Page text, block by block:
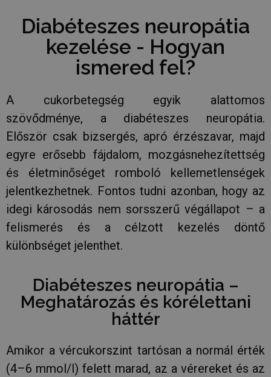
Diabéteszes neuropátia
kezelése - Hogyan
ismered fel?
A cukorbetegség egyik alattomos
szövődménye, a diabéteszes neuropátia.
Először csak bizsergés, apró érzészavar, majd
egyre erősebb fájdalom, mozgásnehezítettség
és életminőséget romboló kellemetlenségek
jelentkezhetnek. Fontos tudni azonban, hogy az
idegi károsodás nem sorsszerű végállapot – a
felismerés és a célzott kezelés döntő
különbséget jelenthet.
Diabéteszes neuropátia –
Meghatározás és kórélettani
háttér
Amikor a vércukorszint tartósan a normál érték
(4–6 mmol/l) felett marad, az a vérereket és az